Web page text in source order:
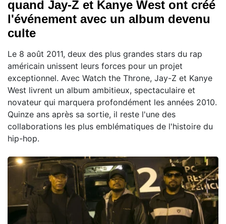
quand Jay-Z et Kanye West ont créé
l'événement avec un album devenu
culte
Le 8 août 2011, deux des plus grandes stars du rap
américain unissent leurs forces pour un projet
exceptionnel. Avec Watch the Throne, Jay-Z et Kanye
West livrent un album ambitieux, spectaculaire et
novateur qui marquera profondément les années 2010.
Quinze ans après sa sortie, il reste l'une des
collaborations les plus emblématiques de l'histoire du
hip-hop.